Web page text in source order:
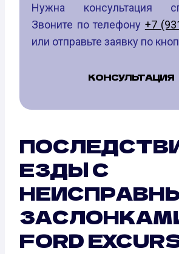
Нужна консультация
Звоните по телефону +7
или отправьте заявку по
КОНСУЛЬТАЦИЯ
ЕЗДЫ С
FORD